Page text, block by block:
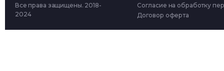
Все права защищены. 2018-
2024
Согласие на обработку
Договор оферта